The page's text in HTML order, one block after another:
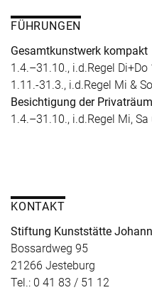
FÜHRUNGEN
Gesamtkunstwerk kompakt
1.4.–31.10., i.d.Regel
1.11.-31.3., i.d.Regel Mi &
Besichtigung der
1.4.–31.10., i.d.Regel Mi,
KONTAKT
Stiftung Kunststätte
Bossardweg 95
21266 Jesteburg
Tel.: 0 41 83 / 51 12